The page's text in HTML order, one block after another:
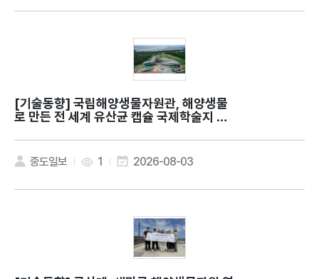
[기술동향]
로 만든 전 세계 유산균 캡슐 국제학술지 발
중도일보 1 2026-08-03